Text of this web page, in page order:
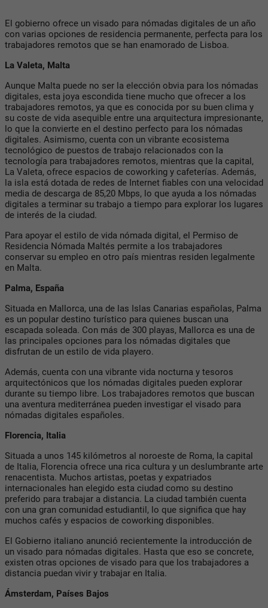
El gobierno ofrece un visado para nómadas digitales de un año
con varias opciones de residencia permanente, perfecta para los
trabajadores remotos que se han enamorado de Lisboa.
La Valeta, Malta
Aunque Malta puede no ser la elección obvia para los nómadas
digitales, esta joya escondida tiene mucho que ofrecer a los
trabajadores remotos, ya que es conocida por su buen clima y
su coste de vida asequible entre una arquitectura impresionante,
lo que la convierte en el destino perfecto para los nómadas
digitales. Asimismo, cuenta con un vibrante ecosistema
tecnológico de puestos de trabajo relacionados con la
tecnología para trabajadores remotos, mientras que la capital,
La Valeta, ofrece espacios de coworking y cafeterías. Además,
la isla está dotada de redes de Internet fiables con una velocidad
media de descarga de 85,20 Mbps, lo que ayuda a los nómadas
digitales a terminar su trabajo a tiempo para explorar los lugares
de interés de la ciudad.
Para apoyar el estilo de vida nómada digital, el Permiso de
Residencia Nómada Maltés permite a los trabajadores
conservar su empleo en otro país mientras residen legalmente
en Malta.
Palma, España
Situada en Mallorca, una de las Islas Canarias españolas, Palma
es un popular destino turístico para quienes buscan una
escapada soleada. Con más de 300 playas, Mallorca es una de
las principales opciones para los nómadas digitales que
disfrutan de un estilo de vida playero.
Además, cuenta con una vibrante vida nocturna y tesoros
arquitectónicos que los nómadas digitales pueden explorar
durante su tiempo libre. Los trabajadores remotos que buscan
una aventura mediterránea pueden investigar el visado para
nómadas digitales españoles.
Florencia, Italia
Situada a unos 145 kilómetros al noroeste de Roma, la capital
de Italia, Florencia ofrece una rica cultura y un deslumbrante arte
renacentista. Muchos artistas, poetas y expatriados
internacionales han elegido esta ciudad como su destino
preferido para trabajar a distancia. La ciudad también cuenta
con una gran comunidad estudiantil, lo que significa que hay
muchos cafés y espacios de coworking disponibles.
El Gobierno italiano anunció recientemente la introducción de
un visado para nómadas digitales. Hasta que eso se concrete,
existen otras opciones de visado para que los trabajadores a
distancia puedan vivir y trabajar en Italia.
Ámsterdam, Países Bajos